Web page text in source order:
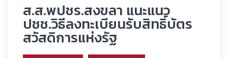
ส.ส.พปชร.สงขลา แนะแนว
ปชช.วิธีลงทะเบียนรับสิทธิ์บัตร
สวัสดิการแห่งรัฐ